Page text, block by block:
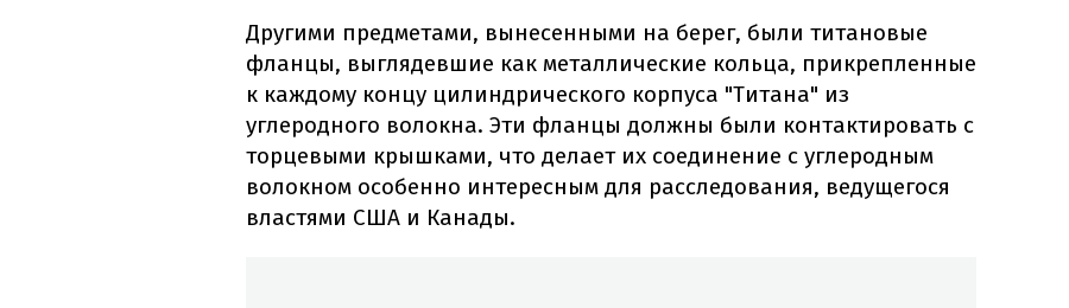
Другими предметами, вынесенными на берег, были титановые
фланцы, выглядевшие как металлические кольца, прикрепленные
к каждому концу цилиндрического корпуса "Титана" из
углеродного волокна. Эти фланцы должны были контактировать с
торцевыми крышками, что делает их соединение с углеродным
волокном особенно интересным для расследования, ведущегося
властями США и Канады.